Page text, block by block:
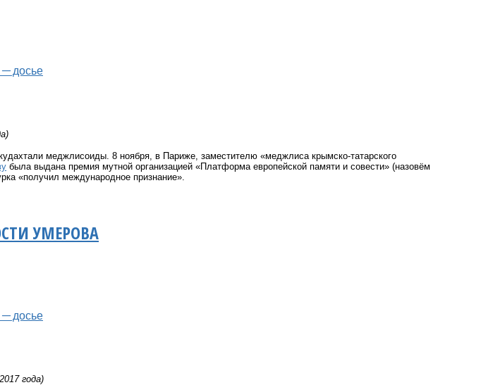
досье
меджлисоиды. 8 ноября, в Париже, заместителю «меджлиса крымско-татарского
была выдана премия мутной организацией «Платформа европейской памяти и совести» (назовём
«получил международное признание».
УМЕРОВА
досье
года)